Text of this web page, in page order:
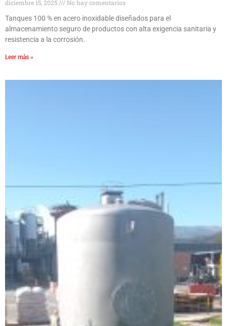
diciembre 15, 2025
No hay comentarios
Tanques 100 % en acero inoxidable diseñados para el
almacenamiento seguro de productos con alta exigencia sanitaria y
resistencia a la corrosión.
Leer más »